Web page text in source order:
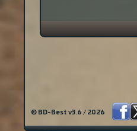
© BD-Best v3.6 / 2026